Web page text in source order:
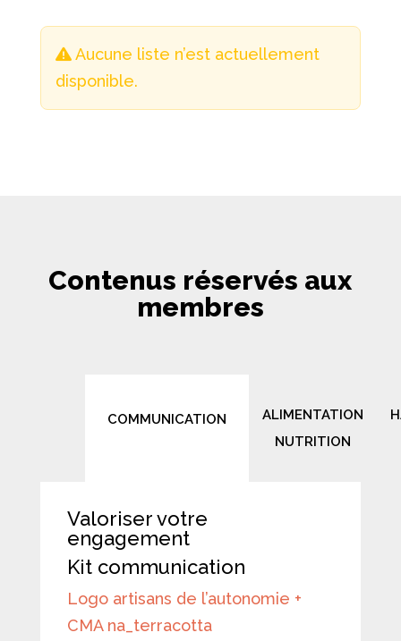
Aucune liste n’est actuellement
disponible.
Contenus réservés aux
membres
COMMUNICATION
ALIMENTATION
NUTRITION
Valoriser votre
engagement
Kit communication
Logo artisans de l’autonomie +
CMA na_terracotta